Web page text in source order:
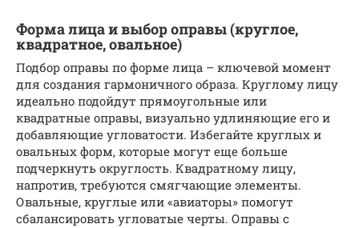
Форма лица и выбор оправы (круглое,
квадратное, овальное)
Подбор оправы по форме лица – ключевой момент
для создания гармоничного образа. Круглому лицу
идеально подойдут прямоугольные или
квадратные оправы, визуально удлиняющие его и
добавляющие угловатости. Избегайте круглых и
овальных форм, которые могут еще больше
подчеркнуть округлость. Квадратному лицу,
напротив, требуются смягчающие элементы.
Овальные, круглые или «авиаторы» помогут
сбалансировать угловатые черты. Оправы с